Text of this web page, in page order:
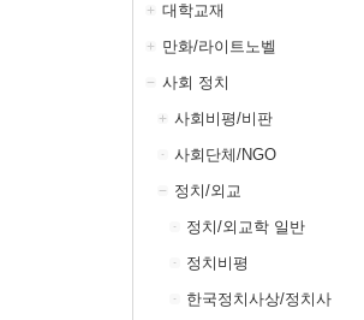
대학교재
만화/라이트노벨
사회 정치
사회비평/비판
사회단체/NGO
정치/외교
정치/외교학 일반
정치비평
한국정치사상/정치사